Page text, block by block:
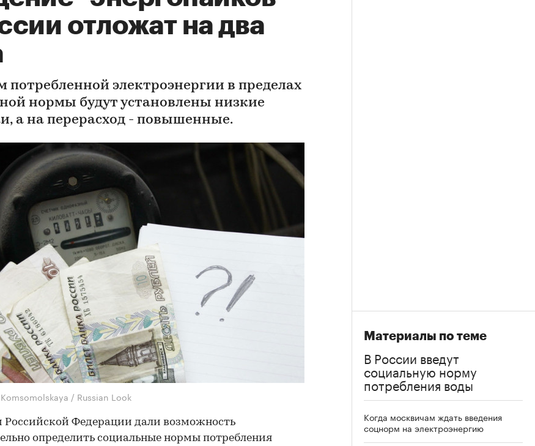
отложат на два
потребленной электроэнергии в пределах
нормы будут установлены низкие
а на перерасход - повышенные.
/ Russian Look
Российской Федерации дали возможность
определить социальные нормы потребления
Материалы по теме
В России введут
социальную норму
потребления воды
Когда москвичам ждать введения
соцнорм на электроэнергию